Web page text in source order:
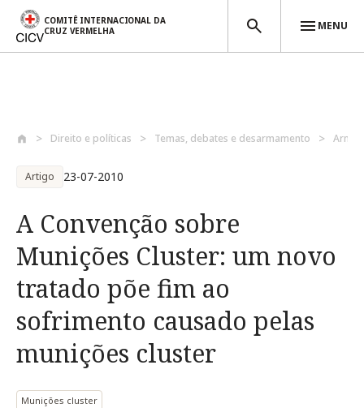
COMITÊ INTERNACIONAL DA
CRUZ VERMELHA
MENU
Direito e políticas Temas, debates e desarmamento
Artigo 23-07-2010
A Convenção sobre
Munições Cluster: um novo
tratado põe fim ao
sofrimento causado pelas
munições cluster
Munições cluster